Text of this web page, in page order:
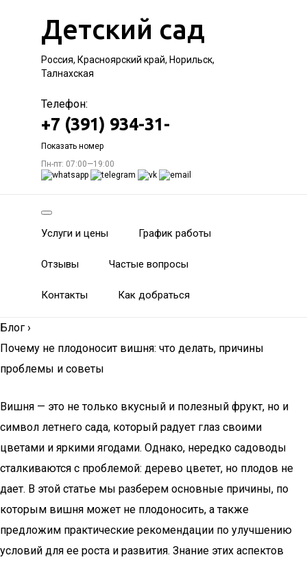
Детский сад
Россия, Красноярский край, Норильск,
Талнахская
Телефон:
+7 (391) 934-31-
Показать номер
Пн-пт: 07:00—19:00
Услуги и цены График работы
Отзывы Частые вопросы
Контакты Как добраться
Блог ›
Почему не плодоносит вишня: что делать, причины
проблемы и советы
Вишня — это не только вкусный и полезный фрукт, но и
символ летнего сада, который радует глаз своими
цветами и яркими ягодами. Однако, нередко садоводы
сталкиваются с проблемой: дерево цветет, но плодов не
дает. В этой статье мы разберем основные причины, по
которым вишня может не плодоносить, а также
предложим практические рекомендации по улучшению
условий для ее роста и развития. Знание этих аспектов